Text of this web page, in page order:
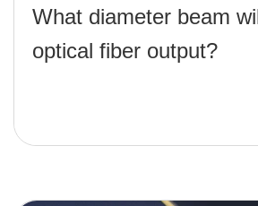
What diameter beam
optical fiber output?